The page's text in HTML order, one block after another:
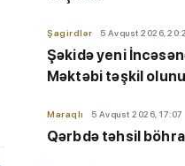
Şagirdlər 5 Avqust 2026,
Şəkidə yeni
Məktəbi təşkil
Maraqlı 5 Avqust 2026, 17:07
Qərbdə təhsil